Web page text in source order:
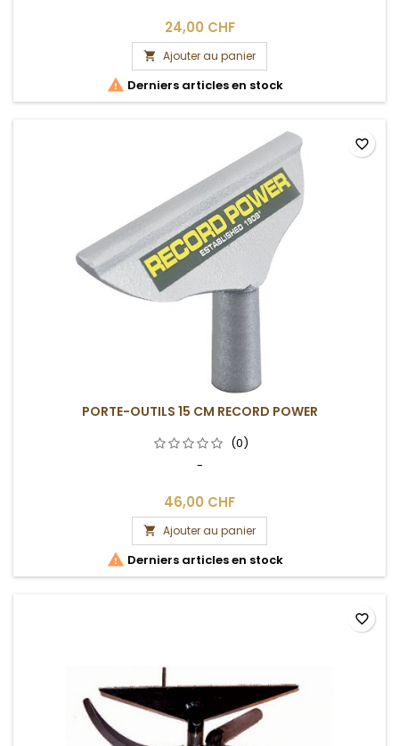
24,00 CHF
 Ajouter au panier
 Derniers articles en stock
PORTE-OUTILS 15 CM RECORD POWER
(0)
-
46,00 CHF
 Ajouter au panier
 Derniers articles en stock
favorite_border
favorite_border